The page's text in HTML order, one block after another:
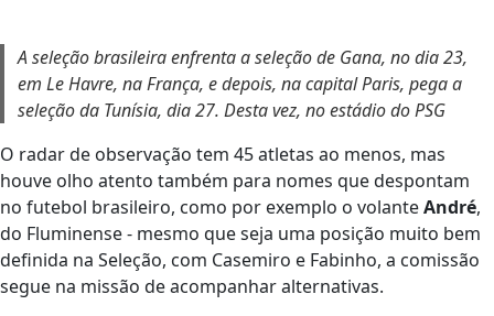
A seleção brasileira enfrenta a seleção de Gana, no dia 23,
em Le Havre, na França, e depois, na capital Paris, pega a
seleção da Tunísia, dia 27. Desta vez, no estádio do PSG
O radar de observação tem 45 atletas ao menos, mas
houve olho atento também para nomes que despontam
no futebol brasileiro, como por exemplo o volanteAndré,
do Fluminense - mesmo que seja uma posição muito bem
definida na Seleção, com Casemiro e Fabinho, a comissão
segue na missão de acompanhar alternativas.